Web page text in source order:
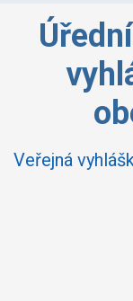
Veřejná